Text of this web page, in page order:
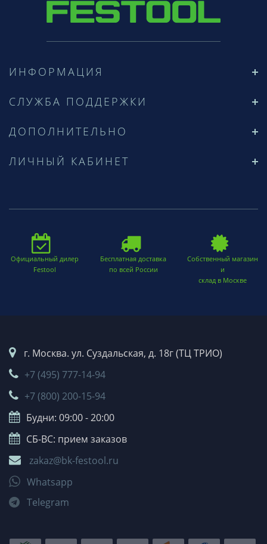
ИНФОРМАЦИЯ
СЛУЖБА ПОДДЕРЖКИ
ДОПОЛНИТЕЛЬНО
ЛИЧНЫЙ КАБИНЕТ
Официальный дилер
Festool
Бесплатная доставка
по всей России
Собственный магазин
и
склад в Москве
г. Москва. ул. Суздальская, д. 18г (ТЦ ТРИО)
+7 (495) 777-14-94
+7 (800) 200-15-94
Будни: 09:00 - 20:00
СБ-ВС: прием заказов
zakaz@bk-festool.ru
Whatsapp
Telegram